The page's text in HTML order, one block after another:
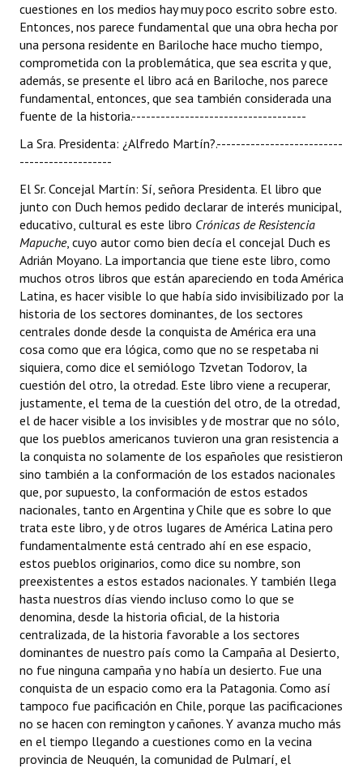
cuestiones en los medios hay muy poco escrito sobre esto.
Entonces, nos parece fundamental que una obra hecha por
una persona residente en Bariloche hace mucho tiempo,
comprometida con la problemática, que sea escrita y que,
además, se presente el libro acá en Bariloche, nos parece
fundamental, entonces, que sea también considerada una
fuente de la historia.------------------------------------
La Sra. Presidenta: ¿Alfredo Martín?.--------------------------
-------------------
El Sr. Concejal Martín: Sí, señora Presidenta. El libro que
junto con Duch hemos pedido declarar de interés municipal,
educativo, cultural es este libro Crónicas de Resistencia
Mapuche, cuyo autor como bien decía el concejal Duch es
Adrián Moyano. La importancia que tiene este libro, como
muchos otros libros que están apareciendo en toda América
Latina, es hacer visible lo que había sido invisibilizado por la
historia de los sectores dominantes, de los sectores
centrales donde desde la conquista de América era una
cosa como que era lógica, como que no se respetaba ni
siquiera, como dice el semiólogo Tzvetan Todorov, la
cuestión del otro, la otredad. Este libro viene a recuperar,
justamente, el tema de la cuestión del otro, de la otredad,
el de hacer visible a los invisibles y de mostrar que no sólo,
que los pueblos americanos tuvieron una gran resistencia a
la conquista no solamente de los españoles que resistieron
sino también a la conformación de los estados nacionales
que, por supuesto, la conformación de estos estados
nacionales, tanto en Argentina y Chile que es sobre lo que
trata este libro, y de otros lugares de América Latina pero
fundamentalmente está centrado ahí en ese espacio,
estos pueblos originarios, como dice su nombre, son
preexistentes a estos estados nacionales. Y también llega
hasta nuestros días viendo incluso como lo que se
denomina, desde la historia oficial, de la historia
centralizada, de la historia favorable a los sectores
dominantes de nuestro país como la Campaña al Desierto,
no fue ninguna campaña y no había un desierto. Fue una
conquista de un espacio como era la Patagonia. Como así
tampoco fue pacificación en Chile, porque las pacificaciones
no se hacen con remington y cañones. Y avanza mucho más
en el tiempo llegando a cuestiones como en la vecina
provincia de Neuquén, la comunidad de Pulmarí, el